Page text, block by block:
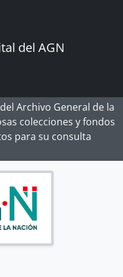
del AGN
Archivo General de la
colecciones y fondos
para su consulta